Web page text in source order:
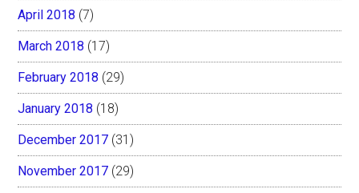
April 2018 (7)
March 2018 (17)
February 2018 (29)
January 2018 (18)
December 2017 (31)
November 2017 (29)